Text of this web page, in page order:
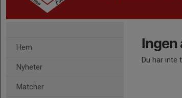
Hem
Nyheter
Matcher
Ingen
Du har inte